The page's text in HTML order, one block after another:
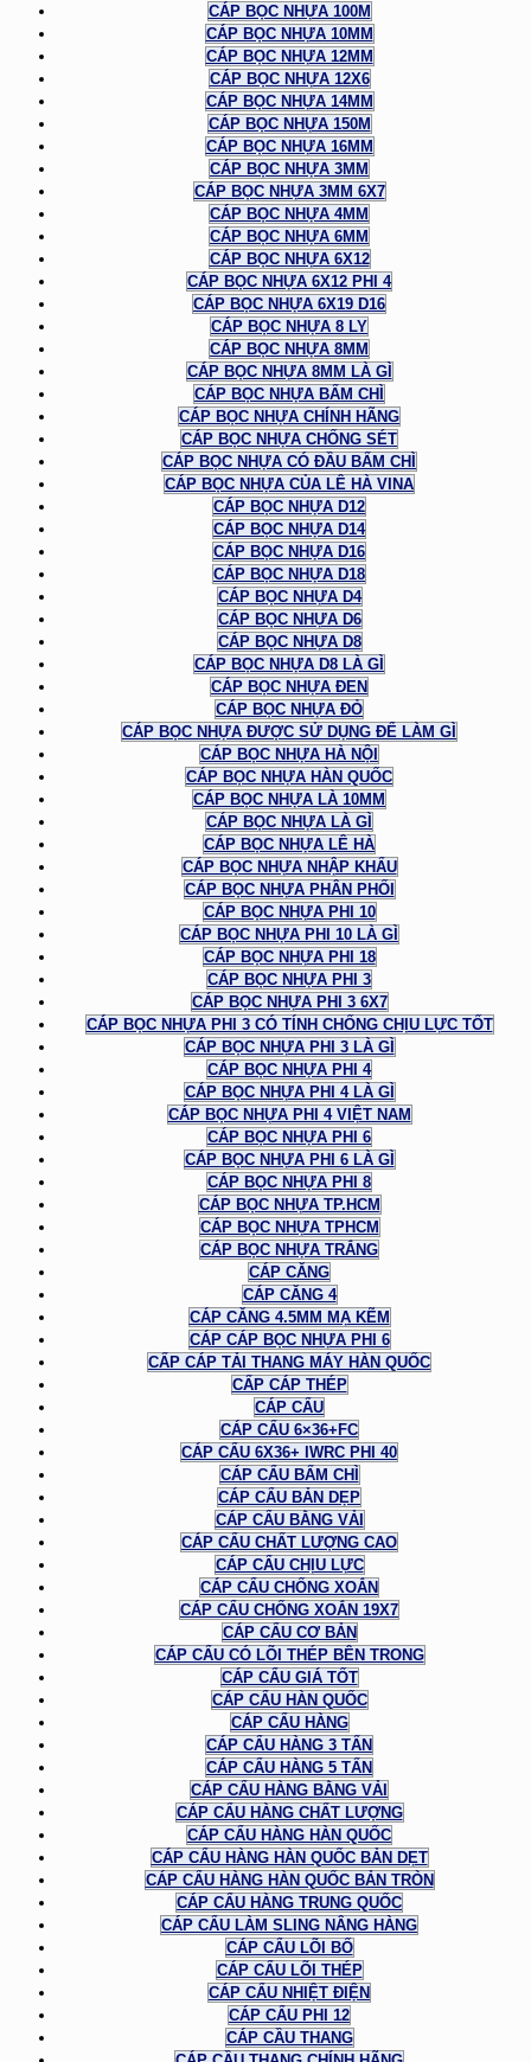
CÁP BỌC NHỰA 100M
CÁP BỌC NHỰA 10MM
CÁP BỌC NHỰA 12MM
CÁP BỌC NHỰA 12X6
CÁP BỌC NHỰA 14MM
CÁP BỌC NHỰA 150M
CÁP BỌC NHỰA 16MM
CÁP BỌC NHỰA 3MM
CÁP BỌC NHỰA 3MM 6X7
CÁP BỌC NHỰA 4MM
CÁP BỌC NHỰA 6MM
CÁP BỌC NHỰA 6X12
CÁP BỌC NHỰA 6X12 PHI 4
CÁP BỌC NHỰA 6X19 D16
CÁP BỌC NHỰA 8 LY
CÁP BỌC NHỰA 8MM
CÁP BỌC NHỰA 8MM LÀ GÌ
CÁP BỌC NHỰA BẤM CHÌ
CÁP BỌC NHỰA CHÍNH HÃNG
CÁP BỌC NHỰA CHỐNG SÉT
CÁP BỌC NHỰA CÓ ĐẦU BẤM CHÌ
CÁP BỌC NHỰA CỦA LÊ HÀ VINA
CÁP BỌC NHỰA D12
CÁP BỌC NHỰA D14
CÁP BỌC NHỰA D16
CÁP BỌC NHỰA D18
CÁP BỌC NHỰA D4
CÁP BỌC NHỰA D6
CÁP BỌC NHỰA D8
CÁP BỌC NHỰA D8 LÀ GÌ
CÁP BỌC NHỰA ĐEN
CÁP BỌC NHỰA ĐỎ
CÁP BỌC NHỰA ĐƯỢC SỬ DỤNG ĐỂ LÀM GÌ
CÁP BỌC NHỰA HÀ NỘI
CÁP BỌC NHỰA HÀN QUỐC
CÁP BỌC NHỰA LÀ 10MM
CÁP BỌC NHỰA LÀ GÌ
CÁP BỌC NHỰA LÊ HÀ
CÁP BỌC NHỰA NHẬP KHẨU
CÁP BỌC NHỰA PHÂN PHỐI
CÁP BỌC NHỰA PHI 10
CÁP BỌC NHỰA PHI 10 LÀ GÌ
CÁP BỌC NHỰA PHI 18
CÁP BỌC NHỰA PHI 3
CÁP BỌC NHỰA PHI 3 6X7
CÁP BỌC NHỰA PHI 3 CÓ TÍNH CHỐNG CHỊU LỰC TỐT
CÁP BỌC NHỰA PHI 3 LÀ GÌ
CÁP BỌC NHỰA PHI 4
CÁP BỌC NHỰA PHI 4 LÀ GÌ
CÁP BỌC NHỰA PHI 4 VIỆT NAM
CÁP BỌC NHỰA PHI 6
CÁP BỌC NHỰA PHI 6 LÀ GÌ
CÁP BỌC NHỰA PHI 8
CÁP BỌC NHỰA TP.HCM
CÁP BỌC NHỰA TPHCM
CÁP BỌC NHỰA TRẮNG
CÁP CĂNG
CÁP CĂNG 4
CÁP CĂNG 4.5MM MẠ KẼM
CÁP CÁP BỌC NHỰA PHI 6
CẤP CÁP TẢI THANG MÁY HÀN QUỐC
CẤP CÁP THÉP
CÁP CẨU
CÁP CẨU 6×36+FC
CÁP CẨU 6X36+ IWRC PHI 40
CÁP CẨU BẤM CHÌ
CÁP CẨU BẢN DẸP
CÁP CẨU BẰNG VẢI
CÁP CẨU CHẤT LƯỢNG CAO
CÁP CẨU CHỊU LỰC
CÁP CẨU CHỐNG XOẮN
CÁP CẨU CHỐNG XOẮN 19X7
CÁP CẨU CƠ BẢN
CÁP CẨU CÓ LÕI THÉP BÊN TRONG
CÁP CẨU GIÁ TỐT
CÁP CẨU HÀN QUỐC
CÁP CẨU HÀNG
CÁP CẨU HÀNG 3 TẤN
CÁP CẨU HÀNG 5 TẤN
CÁP CẨU HÀNG BẰNG VẢI
CÁP CẨU HÀNG CHẤT LƯỢNG
CÁP CẨU HÀNG HÀN QUỐC
CÁP CẨU HÀNG HÀN QUỐC BẢN DẸT
CÁP CẨU HÀNG HÀN QUỐC BẢN TRÒN
CÁP CẨU HÀNG TRUNG QUỐC
CÁP CẨU LÀM SLING NÂNG HÀNG
CÁP CẨU LÕI BỐ
CÁP CẨU LÕI THÉP
CÁP CẨU NHIỆT ĐIỆN
CÁP CẨU PHI 12
CÁP CẦU THANG